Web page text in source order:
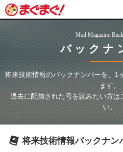
Mail Magazine
バックナ
将来技術情報のバックナンバーを、1
ます。
過去に配信された号を読みたい方
い。
将来技術情報バックナン